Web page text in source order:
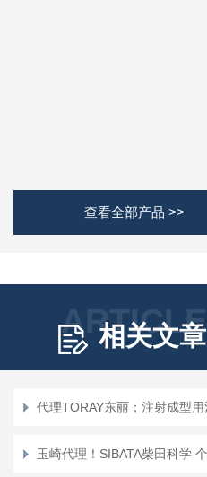
查看全部产品 >>
ARTICLE
相关文章